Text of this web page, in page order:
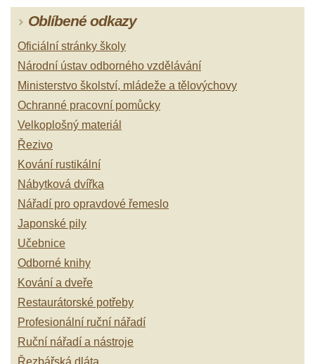
Oblíbené odkazy
Oficiální stránky školy
Národní ústav odborného vzdělávání
Ministerstvo školství, mládeže a tělovýchovy
Ochranné pracovní pomůcky
Velkoplošný materiál
Řezivo
Kování rustikální
Nábytková dvířka
Nářadí pro opravdové řemeslo
Japonské pily
Učebnice
Odborné knihy
Kování a dveře
Restaurátorské potřeby
Profesionální ruční nářadí
Ruční nářadí a nástroje
Řezbářská dláta